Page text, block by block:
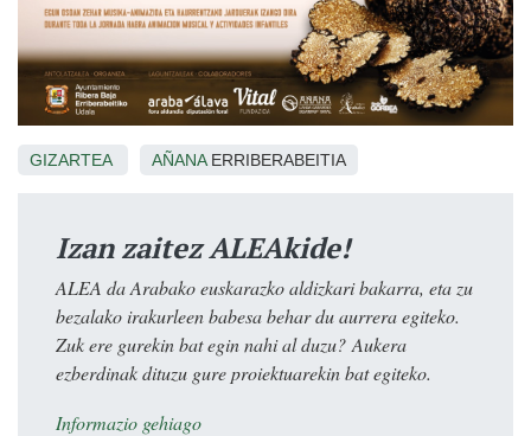
GIZARTEA AÑANAERRIBERABEITIA
Izan zaitez ALEAkide!
ALEA da Arabako euskarazko aldizkari bakarra, eta zu
bezalako irakurleen babesa behar du aurrera egiteko.
Zuk ere gurekin bat egin nahi al duzu? Aukera
ezberdinak dituzu gure proiektuarekin bat egiteko.
Informazio gehiago